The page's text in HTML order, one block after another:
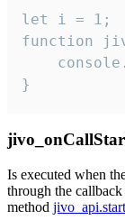
let i = 1;
function
}
Is executed when
through the
method